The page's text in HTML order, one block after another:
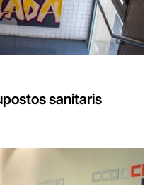
sanitaris